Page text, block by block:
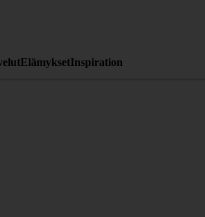
ElämyksetInspiration